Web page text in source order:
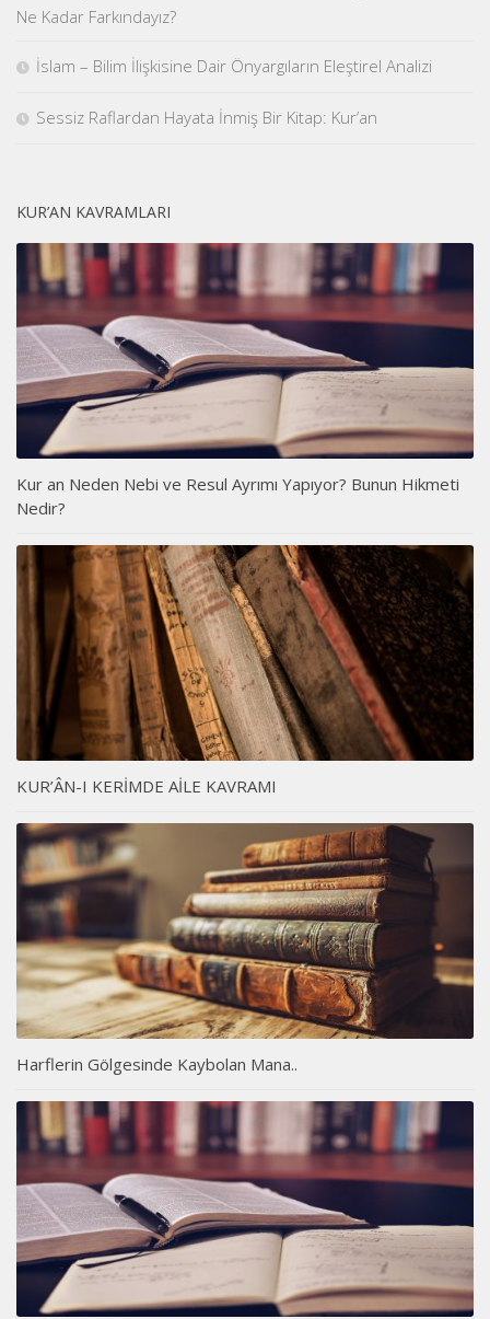
Ne Kadar Farkındayız?
İslam – Bilim İlişkisine Dair Önyargıların Eleştirel Analizi
Sessiz Raflardan Hayata İnmiş Bir Kitap: Kur’an
KUR’AN KAVRAMLARI
Kur an Neden Nebi ve Resul Ayrımı Yapıyor? Bunun Hikmeti
Nedir?
KUR’ÂN-I KERİMDE AİLE KAVRAMI
Harflerin Gölgesinde Kaybolan Mana..